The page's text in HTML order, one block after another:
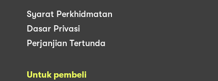
Syarat Perkhidmatan
Dasar Privasi
Perjanjian Tertunda
Untuk pembeli